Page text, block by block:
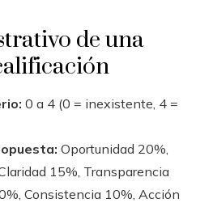
de una
0 a 4 (0 = inexistente, 4 =
Oportunidad 20%,
15%, Transparencia
Consistencia 10%, Acción